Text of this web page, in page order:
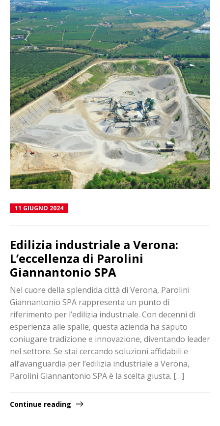
11 GIUGNO 2024
Edilizia industriale a Verona:
L’eccellenza di Parolini
Giannantonio SPA
Nel cuore della splendida città di Verona, Parolini
Giannantonio SPA rappresenta un punto di
riferimento per l’edilizia industriale. Con decenni di
esperienza alle spalle, questa azienda ha saputo
coniugare tradizione e innovazione, diventando leader
nel settore. Se stai cercando soluzioni affidabili e
all’avanguardia per l’edilizia industriale a Verona,
Parolini Giannantonio SPA è la scelta giusta. […]
Continue reading